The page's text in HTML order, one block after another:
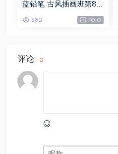
蓝铅笔 古风插画班第8
期，网盘下载(10.90G)
582 10.0
评论 0